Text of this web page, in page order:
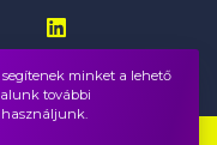
minket a lehető
további
használjunk.